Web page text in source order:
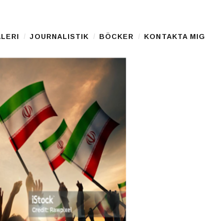
JOURNALISTIK BÖCKER KONTAKTA MIG